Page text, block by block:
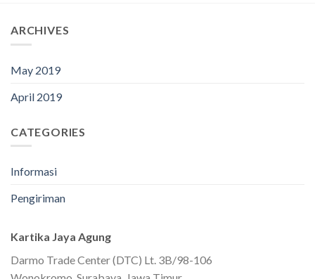
ARCHIVES
May 2019
April 2019
CATEGORIES
Informasi
Pengiriman
Kartika Jaya Agung
Darmo Trade Center (DTC) Lt. 3B/98-106